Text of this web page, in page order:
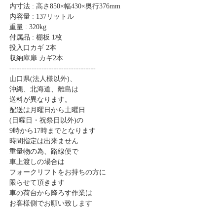
内寸法 : 高さ850×幅430×奥行376mm
内容量 : 137リットル
重量 : 320kg
付属品 : 棚板 1枚
投入口カギ 2本
収納庫扉 カギ2本
-----------------------------------
山口県(法人様以外)、
沖縄、北海道、離島は
送料が異なります。
配送は月曜日から土曜日
(日曜日・祝祭日以外)の
9時から17時までとなります
時間指定は出来ません
重量物の為、路線便で
車上渡しの場合は
フォークリフトをお持ちの方に
限らせて頂きます
車の荷台から降ろす作業は
お客様側でお願い致します